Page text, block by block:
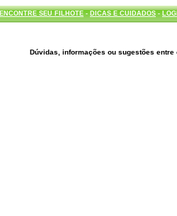
ENCONTRE SEU FILHOTE- DICAS E CUIDADOS-
Dúvidas, informações ou sugestões